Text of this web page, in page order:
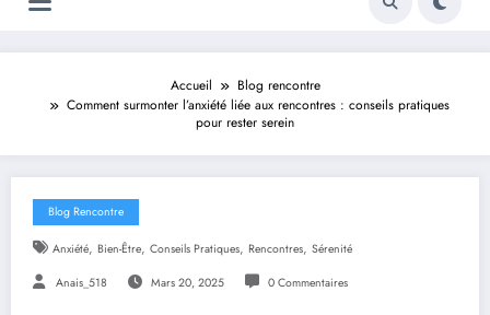
Accueil
Blog rencontre
Comment surmonter l’anxiété liée aux rencontres : conseils pratiques
pour rester serein
Blog Rencontre
Anxiété, Bien-Être, Conseils Pratiques, Rencontres, Sérenité
Anais_518 Mars 20, 2025 0 Commentaires